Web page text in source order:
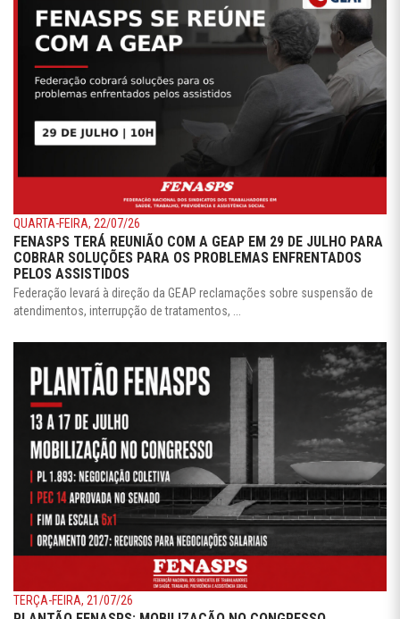
QUARTA-FEIRA, 22/07/26
FENASPS TERÁ REUNIÃO COM A GEAP EM 29 DE JULHO PARA
COBRAR SOLUÇÕES PARA OS PROBLEMAS ENFRENTADOS
PELOS ASSISTIDOS
Federação levará à direção da GEAP reclamações sobre suspensão de
atendimentos, interrupção de tratamentos, ...
TERÇA-FEIRA, 21/07/26